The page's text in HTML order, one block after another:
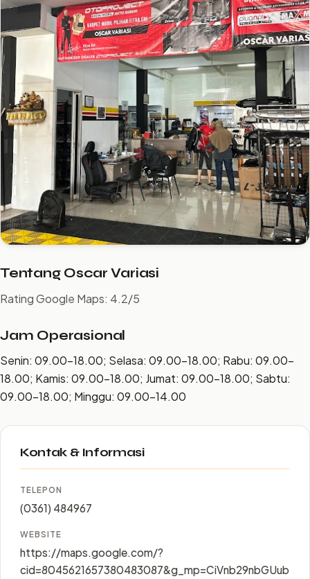
Tentang Oscar Variasi
Rating Google Maps: 4.2/5
Jam Operasional
Senin: 09.00–18.00; Selasa: 09.00–18.00; Rabu: 09.00–
18.00; Kamis: 09.00–18.00; Jumat: 09.00–18.00; Sabtu:
09.00–18.00; Minggu: 09.00–14.00
Kontak & Informasi
TELEPON
(0361) 484967
WEBSITE
https://maps.google.com/?
cid=8045621657380483087&g_mp=CiVnb29nbGUub